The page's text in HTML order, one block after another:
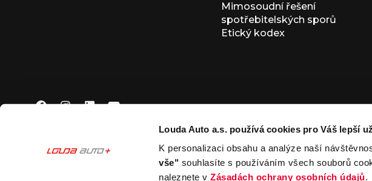
Louda Auto a.s. používá cookies pro Váš lepší
K personalizaci obsahu a analýze naší
vše" souhlasíte s používáním všech souborů
naleznete vZásadách ochrany osobních údajů.
Mimosoudní řešení
spotřebitelských sporů
Etický kodex
© 2026 Louda Auto a.s. Všechna práva vyhrazena
This site is protected by reCAPTCHA and the Google
Privacy Policy and